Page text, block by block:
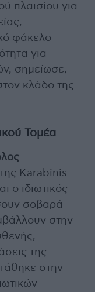
πλαισίου για
φάκελο
για
σημείωσε,
κλάδο της
Τομέα
Karabinis
ο ιδιωτικός
σοβαρά
στην
της
στην